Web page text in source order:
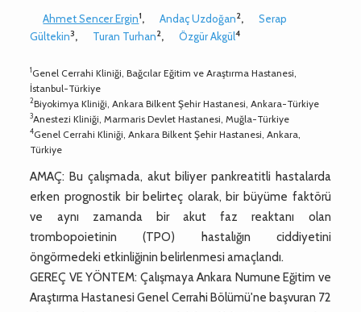
Ahmet Sencer Ergin1, Andaç Uzdoğan2,
Serap
Gültekin3, Turan Turhan2, Özgür Akgül4
1Genel Cerrahi Kliniği, Bağcılar Eğitim ve Araştırma Hastanesi,
İstanbul-Türkiye
2Biyokimya Kliniği, Ankara Bilkent Şehir Hastanesi, Ankara-Türkiye
3Anestezi Kliniği, Marmaris Devlet Hastanesi, Muğla-Türkiye
4Genel Cerrahi Kliniği, Ankara Bilkent Şehir Hastanesi, Ankara,
Türkiye
AMAÇ: Bu çalışmada, akut biliyer pankreatitli hastalarda
erken prognostik bir belirteç olarak, bir büyüme faktörü
ve aynı zamanda bir akut faz reaktanı olan
trombopoietinin (TPO) hastalığın ciddiyetini
öngörmedeki etkinliğinin belirlenmesi amaçlandı.
GEREÇ VE YÖNTEM: Çalışmaya Ankara Numune Eğitim ve
Araştırma Hastanesi Genel Cerrahi Bölümü'ne başvuran 72